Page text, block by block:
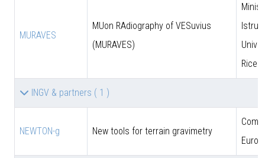
MURAVES
MUon RAdiography of VESuvius
(MURAVES)
INGV & partners ( 1 )
NEWTON-g New tools for terrain gravimetry